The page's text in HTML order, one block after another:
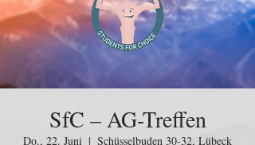
SfC – AG-Treffen
Do., 22. Juni
  |
Schüsselbuden 30-32, Lübeck